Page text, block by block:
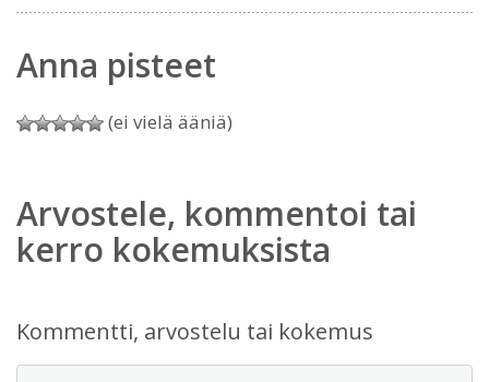
Anna pisteet
(ei vielä ääniä)
Arvostele, kommentoi tai
kerro kokemuksista
Kommentti, arvostelu tai kokemus